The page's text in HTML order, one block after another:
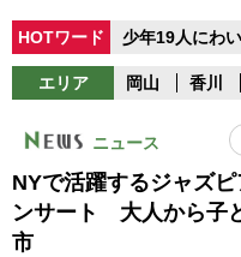
HOTワード 少年19人にわ
エリア 岡山 香川
ニュース
NYで活躍するジャズ
ンサート 大人から子
市